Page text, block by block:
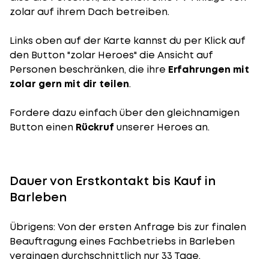
zolar auf ihrem Dach betreiben.
Links oben auf der Karte kannst du per Klick auf
den Button "zolar Heroes" die Ansicht auf
Personen beschränken, die ihre Erfahrungen mit
zolar gern mit dir teilen.
Fordere dazu einfach über den gleichnamigen
Button einen Rückruf unserer Heroes an.
Dauer von Erstkontakt bis Kauf in
Barleben
Übrigens: Von der ersten Anfrage bis zur finalen
Beauftragung eines Fachbetriebs in Barleben
vergingen durchschnittlich nur 33 Tage.